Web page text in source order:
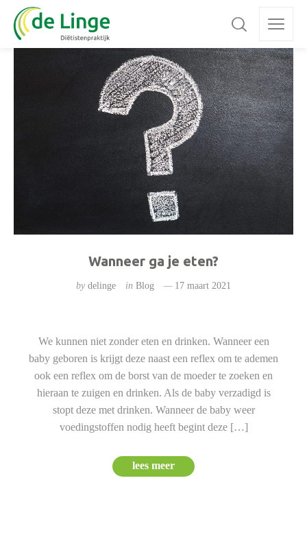
Wanneer ga je eten?
by delinge in Blog 17 maart 2021
We kunnen niet zonder eten en drinken. Wanneer een
baby geboren is krijgt deze naast een reflex om te ademen
ook een reflex om de borst van de moeder te zoeken en
hieraan te zuigen en drinken. Als de baby verzadigd is
stopt deze met drinken. Wanneer de baby weer
voedingstoffen nodig heeft begint deze […]
lees meer